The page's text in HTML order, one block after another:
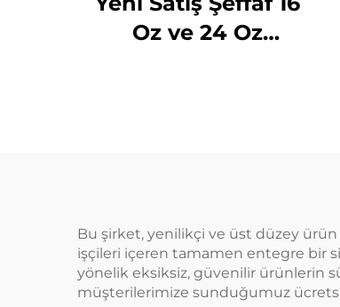
Oz ve 24 Oz
Bu şirket, yenilikçi ve üst düzey
işçileri içeren tamamen entegre bir
yönelik eksiksiz, güvenilir ürünlerin
müşterilerimize sunduğumuz